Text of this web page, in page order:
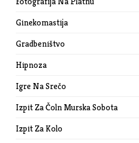
Ginekomastija
Gradbeništvo
Hipnoza
Igre Na Srečo
Izpit Za Čoln Murska Sobota
Izpit Za Kolo